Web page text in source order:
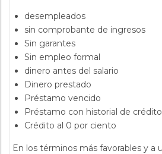
desempleados
sin comprobante de ingresos
Sin garantes
Sin empleo formal
dinero antes del salario
Dinero prestado
Préstamo vencido
Préstamo con historial de
Crédito al 0 por ciento
En los términos más favorables y a